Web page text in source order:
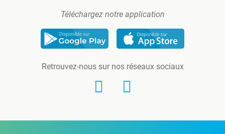
Téléchargez notre application
Retrouvez-nous sur nos réseaux sociaux